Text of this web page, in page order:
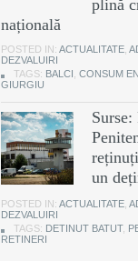
plină
națională
POSTED IN: ACTUALITATE
DEZVALUIRI
TAGS: BALCI CONSUM
GIURGIU
un
POSTED IN: ACTUALITATE
DEZVALUIRI
TAGS: DETINUT BATUT,
RETINERI